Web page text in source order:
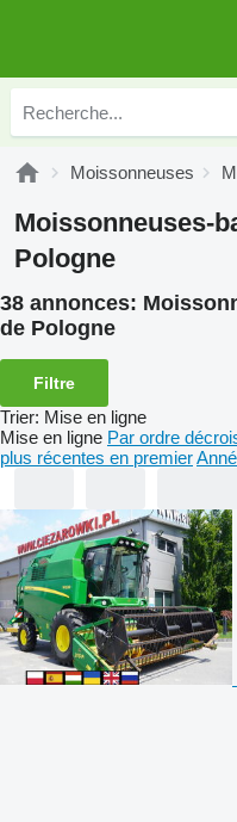
Moissonneuses
Moissonneuses-
Pologne
38 annonces:
de Pologne
Filtre
Trier: Mise en ligne
Mise en ligne Par ordre
plus récentes en premier